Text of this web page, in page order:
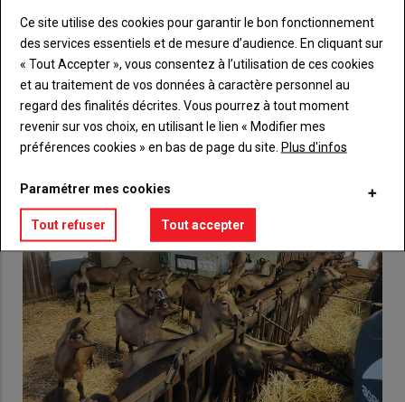
Lien Créez un compte
VOUS AIMEREZ AUSSI
Ce site utilise des cookies pour garantir le bon fonctionnement
des services essentiels et de mesure d’audience. En cliquant sur
« Tout Accepter », vous consentez à l’utilisation de ces cookies
et au traitement de vos données à caractère personnel au
regard des finalités décrites. Vous pourrez à tout moment
revenir sur vos choix, en utilisant le lien « Modifier mes
préférences cookies » en bas de page du site. Plus d'infos
Paramétrer mes cookies
Tout refuser Tout accepter